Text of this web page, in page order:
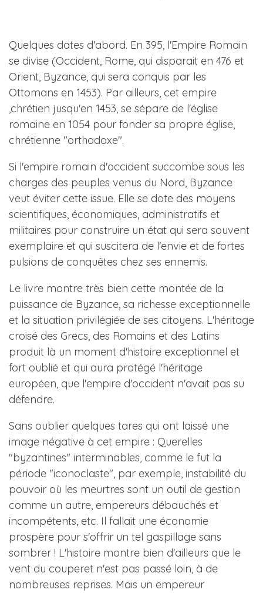
Quelques dates d'abord. En 395, l'Empire Romain
se divise (Occident, Rome, qui disparait en 476 et
Orient, Byzance, qui sera conquis par les
Ottomans en 1453). Par ailleurs, cet empire
,chrétien jusqu'en 1453, se sépare de l'église
romaine en 1054 pour fonder sa propre église,
chrétienne "orthodoxe".
Si l'empire romain d'occident succombe sous les
charges des peuples venus du Nord, Byzance
veut éviter cette issue. Elle se dote des moyens
scientifiques, économiques, administratifs et
militaires pour construire un état qui sera souvent
exemplaire et qui suscitera de l'envie et de fortes
pulsions de conquêtes chez ses ennemis.
Le livre montre très bien cette montée de la
puissance de Byzance, sa richesse exceptionnelle
et la situation privilégiée de ses citoyens. L'héritage
croisé des Grecs, des Romains et des Latins
produit là un moment d'histoire exceptionnel et
fort oublié et qui aura protégé l'héritage
européen, que l'empire d'occident n'avait pas su
défendre.
Sans oublier quelques tares qui ont laissé une
image négative à cet empire : Querelles
"byzantines" interminables, comme le fut la
période "iconoclaste", par exemple, instabilité du
pouvoir où les meurtres sont un outil de gestion
comme un autre, empereurs débauchés et
incompétents, etc. Il fallait une économie
prospère pour s'offrir un tel gaspillage sans
sombrer ! L'histoire montre bien d'ailleurs que le
vent du couperet n'est pas passé loin, à de
nombreuses reprises. Mais un empereur